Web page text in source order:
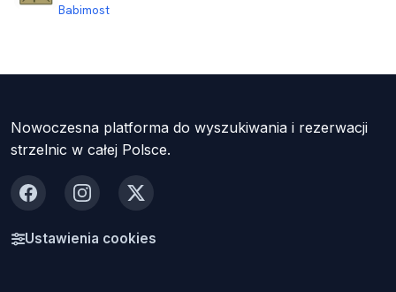
Babimost
Nowoczesna platforma do wyszukiwania i rezerwacji
strzelnic w całej Polsce.
FacebookInstagram
X
Ustawienia cookies